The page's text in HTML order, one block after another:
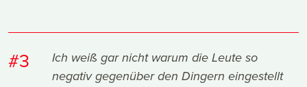
#3
Ich weiß gar nicht warum die Leute so
negativ gegenüber den Dingern eingestellt